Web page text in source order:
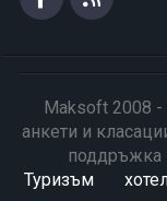
Maksoft 2008 -
анкети и
поддръжка
Туризъм